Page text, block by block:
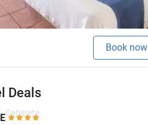
Book now
Deals